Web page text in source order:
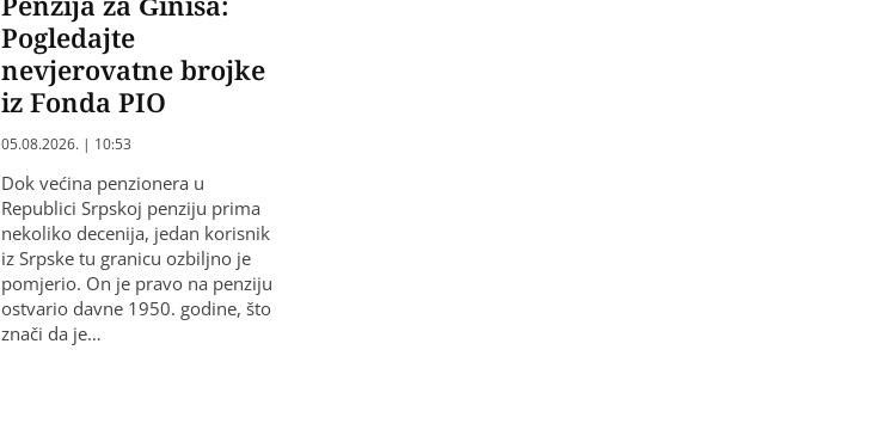
Pogledajte
nevjerovatne brojke
iz Fonda PIO
05.08.2026. | 10:53
Dok većina penzionera u
Republici Srpskoj penziju prima
nekoliko decenija, jedan korisnik
iz Srpske tu granicu ozbiljno je
pomjerio. On je pravo na penziju
ostvario davne 1950. godine, što
znači da je…